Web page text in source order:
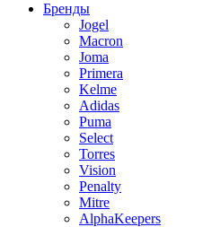
Бренды
Jogel
Macron
Joma
Primera
Kelme
Adidas
Puma
Select
Torres
Vision
Penalty
Mitre
AlphaKeepers